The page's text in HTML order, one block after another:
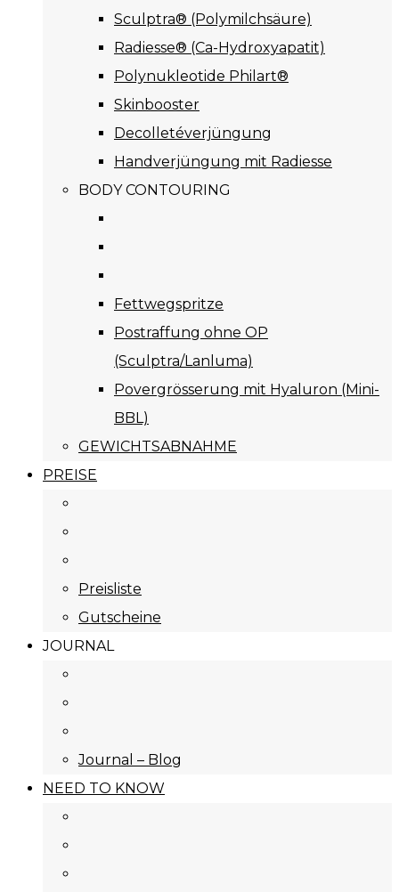
Sculptra® (Polymilchsäure)
Radiesse® (Ca-Hydroxyapatit)
Polynukleotide Philart®
Skinbooster
Decolletéverjüngung
Handverjüngung mit Radiesse
BODY CONTOURING
Fettwegspritze
Postraffung ohne OP
(Sculptra/Lanluma)
Povergrösserung mit Hyaluron (Mini-
BBL)
GEWICHTSABNAHME
PREISE
Preisliste
Gutscheine
JOURNAL
Journal – Blog
NEED TO KNOW